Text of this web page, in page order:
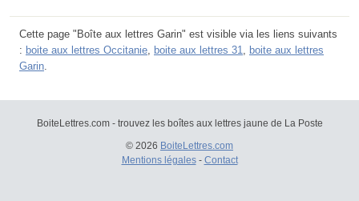
Cette page "Boîte aux lettres Garin" est visible via les liens suivants
: boite aux lettres Occitanie boite aux lettres 31
boite aux lettres
Garin
BoiteLettres.com - trouvez les boîtes aux lettres jaune de La Poste
© 2026 BoiteLettres.com
Mentions légales- Contact